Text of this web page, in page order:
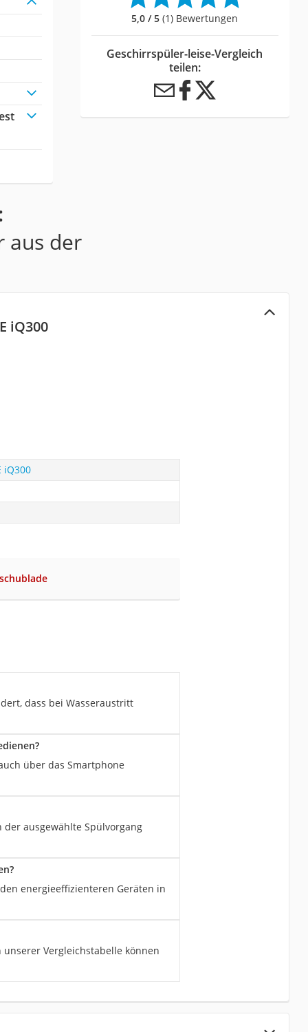
5,0 / 5 (1) Bewertungen
Geschirrspüler-leise-Vergleich
teilen:
aus der
iQ300
iQ300
dass bei Wasseraustritt
über das Smartphone
ausgewählte Spülvorgang
energieeffizienteren Geräten in
Vergleichstabelle können